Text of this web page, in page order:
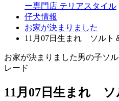
ー専門店 テリアスタイル
仔犬情報
お家が決まりました
11月07日生まれ ソル
お家が決まりました男の子ソ
レード
11月07日生まれ